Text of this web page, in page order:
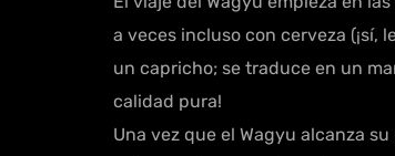
a veces incluso con cerveza (¡sí,
un capricho; se traduce en un
calidad pura!
Una vez que el Wagyu alcanza